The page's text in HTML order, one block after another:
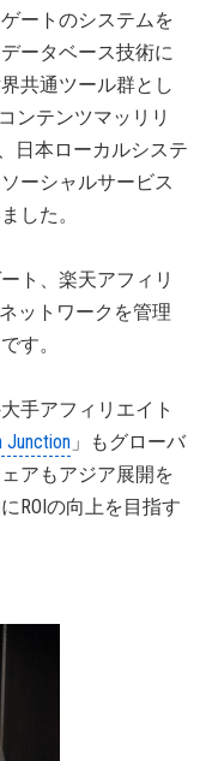
ートのシステムを
ータベース技術に
共通ツール群とし
ンテンツマッリリ
日本ローカルシステ
ーシャルサービス
した。
ト、楽天アフィリ
ットワークを管理
す。
手アフィリエイト
Junction 」もグローバ
アもアジア展開を
ROIの向上を目指す